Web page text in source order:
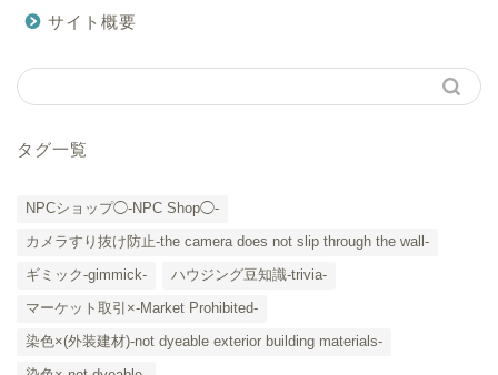
サイト概要
タグ一覧
NPCショップ◯-NPC Shop◯-
カメラすり抜け防止-the camera does not slip through the wall-
ギミック-gimmick-
ハウジング豆知識-trivia-
マーケット取引×-Market Prohibited-
染色×(外装建材)-not dyeable exterior building materials-